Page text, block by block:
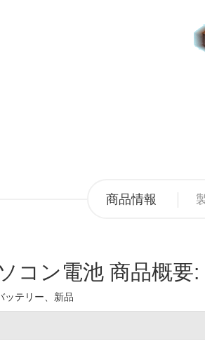
商品情報
コン電池 商品概要:
ッテリー、新品